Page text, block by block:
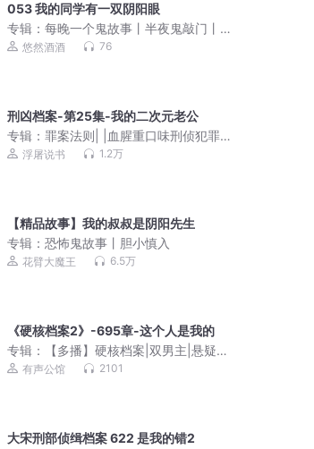
053 我的同学有一双阴阳眼
专辑：每晚一个鬼故事丨半夜鬼敲门丨
恐怖惊悚
悠然酒酒 76
刑凶档案-第25集-我的二次元老公
专辑：罪案法则| |血腥重口味刑侦犯罪
剧&浮屠播讲
浮屠说书 1.2万
【精品故事】我的叔叔是阴阳先生
专辑：恐怖鬼故事丨胆小慎入
花臂大魔王 6.5万
《硬核档案2》-695章-这个人是我的
专辑：
【多播】硬核档案|双男主|悬疑推
理|纯爱|烧脑破案
有声公馆 2101
大宋刑部侦缉档案 622 是我的错2